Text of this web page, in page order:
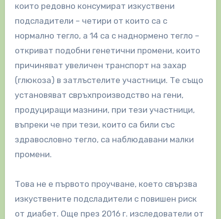
които редовно консумират изкуствени
подсладители – четири от които са с
нормално тегло, а 14 са с наднормено тегло –
откриват подобни генетични промени, които
причиняват увеличен транспорт на захар
(глюкоза) в затлъстелите участници. Те също
установяват свръхпроизводство на гени,
продуциращи мазнини, при тези участници,
въпреки че при тези, които са били със
здравословно тегло, са наблюдавани малки
промени.
Това не е първото проучване, което свързва
изкуствените подсладители с повишен риск
от диабет. Още през 2016 г. изследователи от